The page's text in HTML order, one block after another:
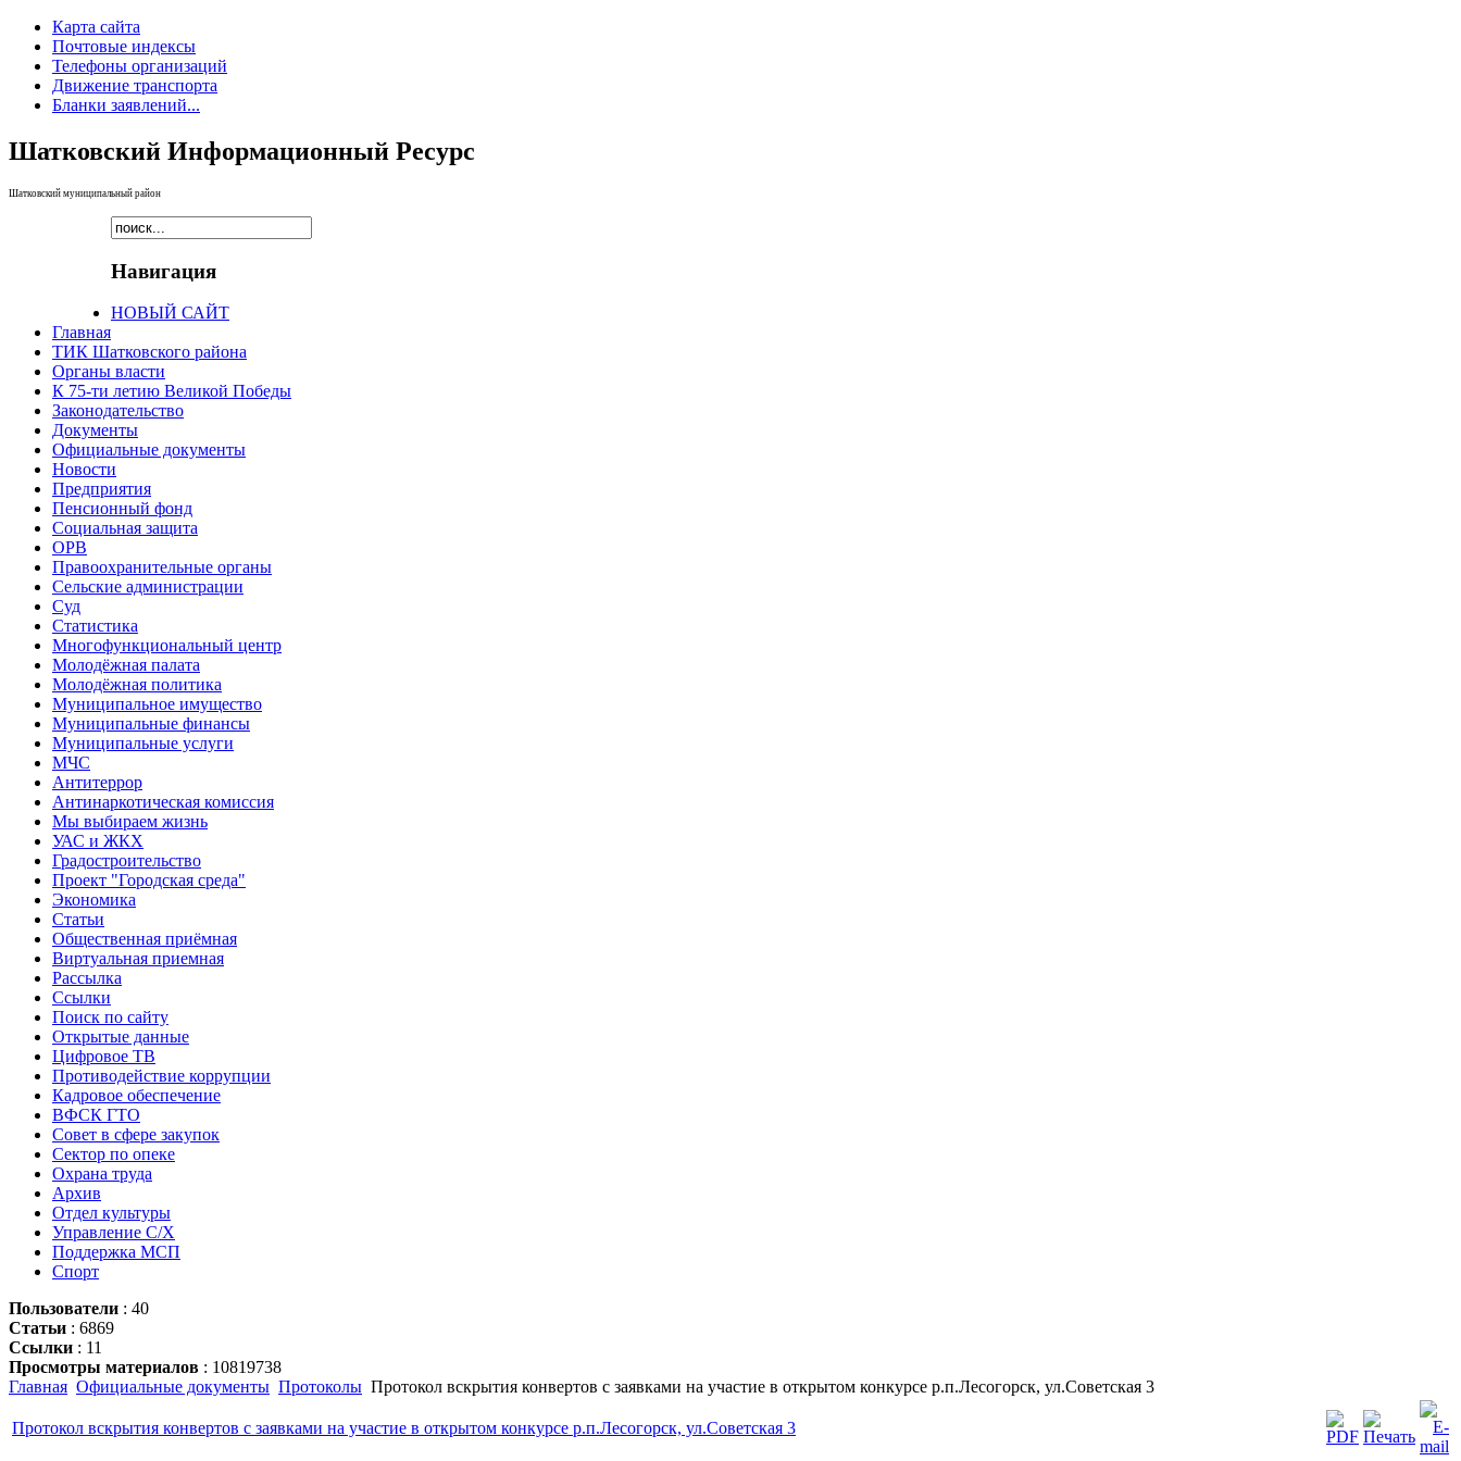
Карта сайта
Почтовые индексы
Телефоны организаций
Движение транспорта
Бланки заявлений...
Шатковский Информационный Ресурс
Шатковский муниципальный район
Навигация
НОВЫЙ САЙТ
Главная
ТИК Шатковского района
Органы власти
К 75-ти летию Великой Победы
Законодательство
Документы
Официальные документы
Новости
Предприятия
Пенсионный фонд
Социальная защита
ОРВ
Правоохранительные органы
Сельские администрации
Суд
Статистика
Многофункциональный центр
Молодёжная палата
Молодёжная политика
Муниципальное имущество
Муниципальные финансы
Муниципальные услуги
МЧС
Антитеррор
Антинаркотическая комиссия
Мы выбираем жизнь
УАС и ЖКХ
Градостроительство
Проект "Городская среда"
Экономика
Статьи
Общественная приёмная
Виртуальная приемная
Рассылка
Ссылки
Поиск по сайту
Открытые данные
Цифровое ТВ
Противодействие коррупции
Кадровое обеспечение
ВФСК ГТО
Совет в сфере закупок
Сектор по опеке
Охрана труда
Архив
Отдел культуры
Управление С/Х
Поддержка МСП
Спорт
Пользователи : 40
Статьи : 6869
Ссылки : 11
Просмотры материалов : 10819738
Главная Официальные документы Протоколы Протокол вскрытия конвертов с заявками на участие в открытом конкурсе р.п.Лесогорск, ул.Советская 3
Протокол вскрытия конвертов с заявками на участие в открытом конкурсе р.п.Лесогорск, ул.Советская 3